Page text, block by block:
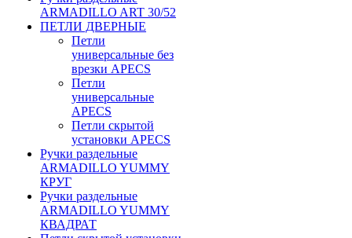
ARMADILLO ART 30/52
ПЕТЛИ ДВЕРНЫЕ
Петли
универсальные без
врезки APECS
Петли
универсальные
APECS
Петли скрытой
установки APECS
Ручки раздельные
ARMADILLO YUMMY
КРУГ
Ручки раздельные
ARMADILLO YUMMY
КВАДРАТ